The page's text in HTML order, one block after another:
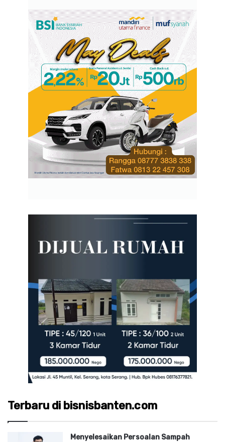
Terbaru di bisnisbanten.com
Menyelesaikan Persoalan Sampah